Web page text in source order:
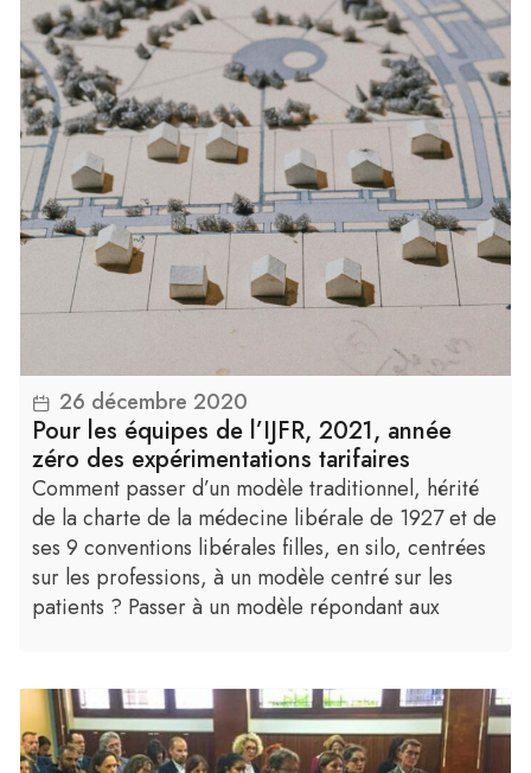
Lire la suite
26 décembre 2020
Pour les équipes de l’IJFR, 2021, année
zéro des expérimentations tarifaires
Comment passer d’un modèle traditionnel, hérité
de la charte de la médecine libérale de 1927 et de
ses 9 conventions libérales filles, en silo, centrées
sur les professions, à un modèle centré sur les
patients ? Passer à un modèle répondant aux